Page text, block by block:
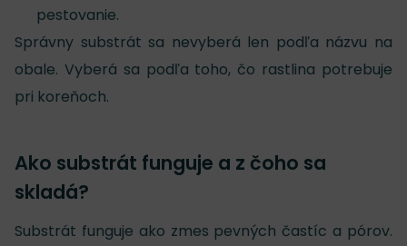
pestovanie.
Správny substrát sa nevyberá len podľa názvu na
obale. Vyberá sa podľa toho, čo rastlina potrebuje
pri koreňoch.
Ako substrát funguje a z čoho sa
skladá?
Substrát funguje ako zmes pevných častíc a pórov.